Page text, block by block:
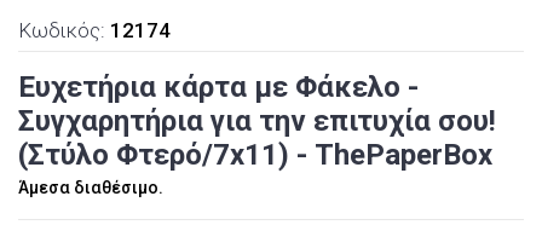
Κωδικός: 12174
Ευχετήρια κάρτα με Φάκελο -
Συγχαρητήρια για την επιτυχία σου!
(Στύλο Φτερό/7x11) - ThePaperBox
Άμεσα διαθέσιμο.